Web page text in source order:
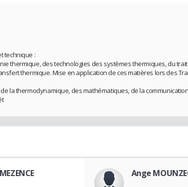
technique :
thermique, des technologies des systèmes thermiques, du
thermique. Mise en application de ces matières lors des
la thermodynamique, des mathématiques, de la communication
Ange